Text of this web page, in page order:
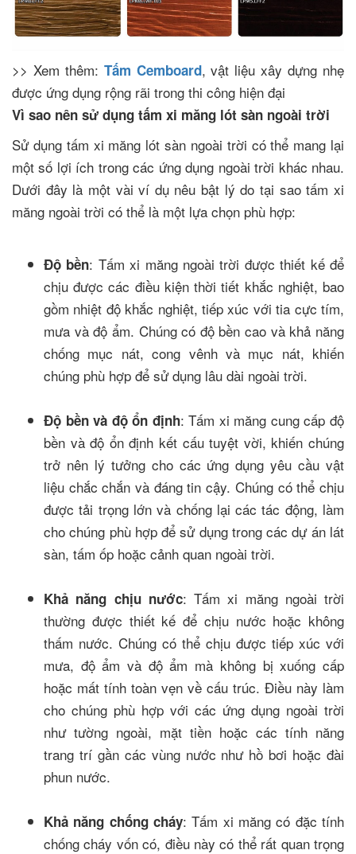
>> Xem thêm: Tấm Cemboard, vật liệu xây dựng nhẹ
được ứng dụng rộng rãi trong thi công hiện đại
Vì sao nên sử dụng tấm xi măng lót sàn ngoài trời
Sử dụng tấm xi măng lót sàn ngoài trời có thể mang lại
một số lợi ích trong các ứng dụng ngoài trời khác nhau.
Dưới đây là một vài ví dụ nêu bật lý do tại sao tấm xi
măng ngoài trời có thể là một lựa chọn phù hợp:
Độ bền: Tấm xi măng ngoài trời được thiết kế để
chịu được các điều kiện thời tiết khắc nghiệt, bao
gồm nhiệt độ khắc nghiệt, tiếp xúc với tia cực tím,
mưa và độ ẩm. Chúng có độ bền cao và khả năng
chống mục nát, cong vênh và mục nát, khiến
chúng phù hợp để sử dụng lâu dài ngoài trời.
Độ bền và độ ổn định: Tấm xi măng cung cấp độ
bền và độ ổn định kết cấu tuyệt vời, khiến chúng
trở nên lý tưởng cho các ứng dụng yêu cầu vật
liệu chắc chắn và đáng tin cậy. Chúng có thể chịu
được tải trọng lớn và chống lại các tác động, làm
cho chúng phù hợp để sử dụng trong các dự án lát
sàn, tấm ốp hoặc cảnh quan ngoài trời.
Khả năng chịu nước: Tấm xi măng ngoài trời
thường được thiết kế để chịu nước hoặc không
thấm nước. Chúng có thể chịu được tiếp xúc với
mưa, độ ẩm và độ ẩm mà không bị xuống cấp
hoặc mất tính toàn vẹn về cấu trúc. Điều này làm
cho chúng phù hợp với các ứng dụng ngoài trời
như tường ngoài, mặt tiền hoặc các tính năng
trang trí gần các vùng nước như hồ bơi hoặc đài
phun nước.
Khả năng chống cháy: Tấm xi măng có đặc tính
chống cháy vốn có, điều này có thể rất quan trọng